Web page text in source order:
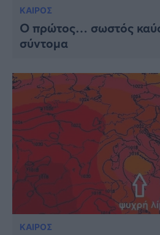
ΚΑΙΡΟΣ
Ο πρώτος… σωστός
σύντομα
ΚΑΙΡΟΣ